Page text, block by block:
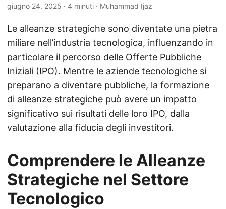
giugno 24, 2025 · 4 minuti · Muhammad Ijaz
Le alleanze strategiche sono diventate una pietra
miliare nell’industria tecnologica, influenzando in
particolare il percorso delle Offerte Pubbliche
Iniziali (IPO). Mentre le aziende tecnologiche si
preparano a diventare pubbliche, la formazione
di alleanze strategiche può avere un impatto
significativo sui risultati delle loro IPO, dalla
valutazione alla fiducia degli investitori.
Comprendere le Alleanze
Strategiche nel Settore
Tecnologico